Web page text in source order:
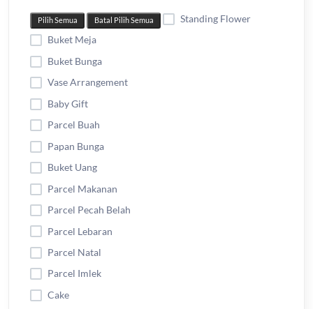
Pilih Semua Batal Pilih Semua
Standing Flower
Buket Meja
Buket Bunga
Vase Arrangement
Baby Gift
Parcel Buah
Papan Bunga
Buket Uang
Parcel Makanan
Parcel Pecah Belah
Parcel Lebaran
Parcel Natal
Parcel Imlek
Cake